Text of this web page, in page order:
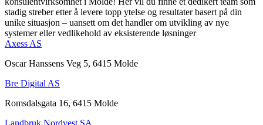
stadig streber etter å levere topp ytelse og resultater basert på din
unike situasjon – uansett om det handler om utvikling av nye
systemer eller vedlikehold av eksisterende løsninger
Axess AS
Oscar Hanssens Veg 5, 6415 Molde
Bre Digital AS
Romsdalsgata 16, 6415 Molde
Landbruk Nordvest SA